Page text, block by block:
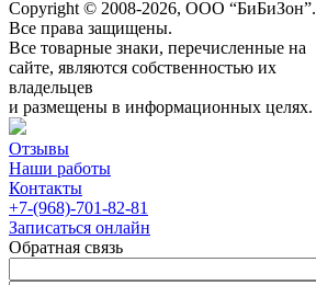
Copyright © 2008-2026, ООО “БиБиЗон”.
Все права защищены.
Все товарные знаки, перечисленные на
сайте, являются собственностью их
владельцев
и размещены в информационных целях.
Отзывы
Наши работы
Контакты
+7-(968)-701-82-81
Записаться онлайн
Обратная связь